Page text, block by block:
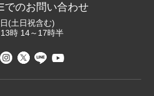
でのお問い合わせ
(土日祝含む)
時 14～17時半